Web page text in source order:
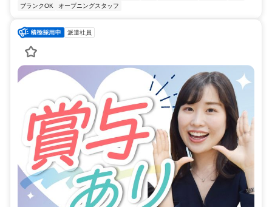
ブランクOK
オープニングスタッフ
派遣社員